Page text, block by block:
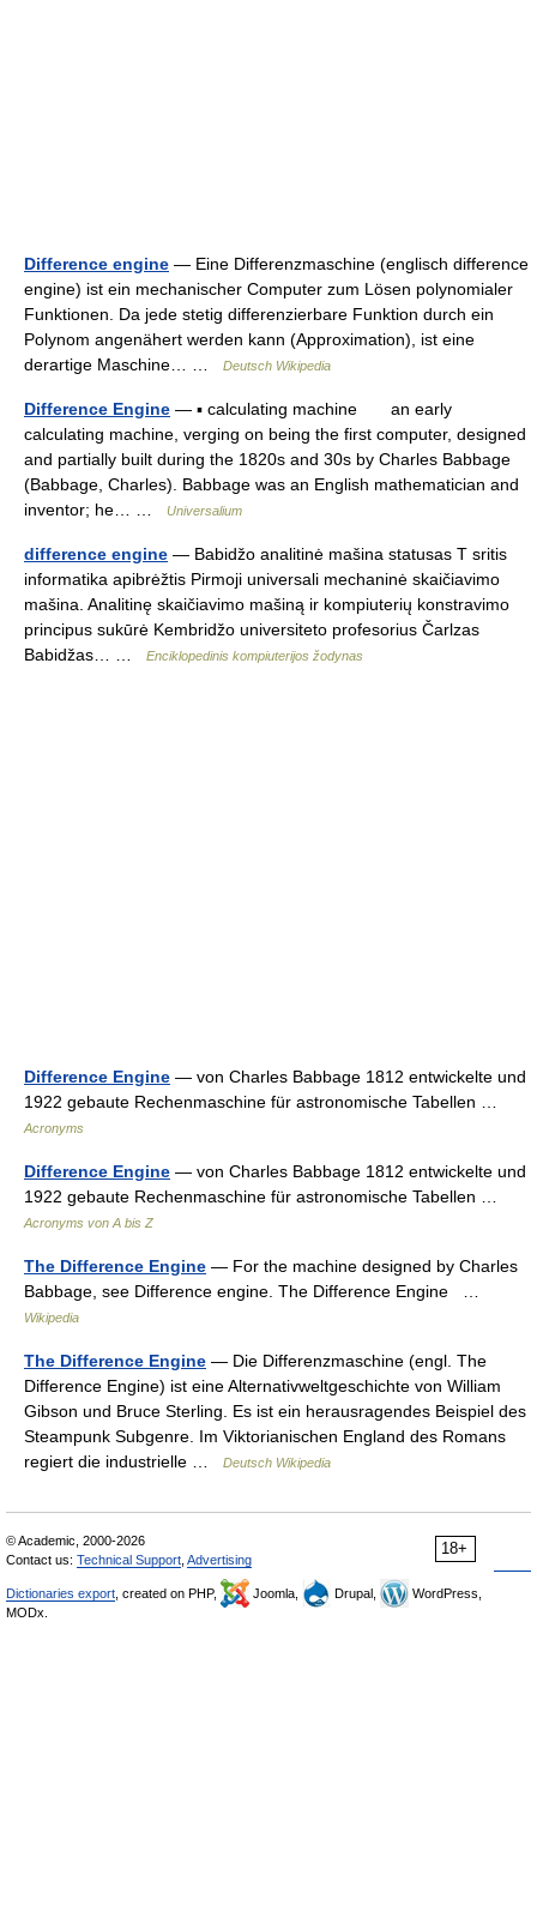
Difference engine — Eine Differenzmaschine (englisch difference
engine) ist ein mechanischer Computer zum Lösen polynomialer
Funktionen. Da jede stetig differenzierbare Funktion durch ein
Polynom angenähert werden kann (Approximation), ist eine
derartige Maschine… …
Deutsch Wikipedia
Difference Engine — ▪ calculating machine an early
calculating machine, verging on being the first computer, designed
and partially built during the 1820s and 30s by Charles Babbage
(Babbage, Charles). Babbage was an English mathematician and
inventor; he… …
Universalium
difference engine — Babidžo analitinė mašina statusas T sritis
informatika apibrėžtis Pirmoji universali mechaninė skaičiavimo
mašina. Analitinę skaičiavimo mašiną ir kompiuterių konstravimo
principus sukūrė Kembridžo universiteto profesorius Čarlzas
Babidžas… …
Enciklopedinis kompiuterijos žodynas
Difference Engine — von Charles Babbage 1812 entwickelte und
1922 gebaute Rechenmaschine für astronomische Tabellen …
Acronyms
Difference Engine — von Charles Babbage 1812 entwickelte und
1922 gebaute Rechenmaschine für astronomische Tabellen …
Acronyms von A bis Z
The Difference Engine — For the machine designed by Charles
Babbage, see Difference engine. The Difference Engine …
Wikipedia
The Difference Engine — Die Differenzmaschine (engl. The
Difference Engine) ist eine Alternativweltgeschichte von William
Gibson und Bruce Sterling. Es ist ein herausragendes Beispiel des
Steampunk Subgenre. Im Viktorianischen England des Romans
regiert die industrielle …
Deutsch Wikipedia
18+
© Academic, 2000-2026
Contact us: Technical Support Advertising
Dictionaries export , created on PHP, Joomla, Drupal,
WordPress,
MODx.